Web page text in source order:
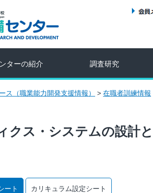
ターの紹介 調査研究
ス（職業能力開発支援情報） > 在職者訓練情報
クス・システムの設計
ート カリキュラム設定シート